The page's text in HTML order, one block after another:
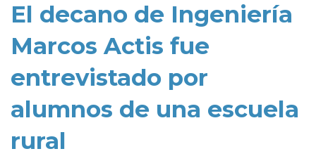
El decano de Ingeniería
Marcos Actis fue
entrevistado por
alumnos de una escuela
rural